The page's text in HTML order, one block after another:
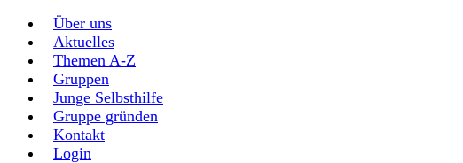
Über uns
Aktuelles
Themen A-Z
Gruppen
Junge Selbsthilfe
Gruppe gründen
Kontakt
Login